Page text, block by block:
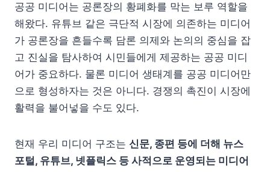
공공 미디어는 공론장의 황폐화를 막는 보루 역할을
해왔다. 유튜브 같은 극단적 시장에 의존하는 미디어
가 공론장을 흔들수록 담론 의제와 논의의 중심을 잡
고 진실을 탐사하여 시민들에게 제공하는 공공 미디
어가 중요하다. 물론 미디어 생태계를 공공 미디어만
으로 형성하자는 것은 아니다. 경쟁의 촉진이 시장에
활력을 불어넣을 수도 있다.
현재 우리 미디어 구조는 신문, 종편 등에 더해 뉴스
포털, 유튜브, 넷플릭스 등 사적으로 운영되는 미디어